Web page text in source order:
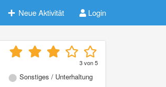
Neue Aktivität Login
3von5
Sonstiges / Unterhaltung